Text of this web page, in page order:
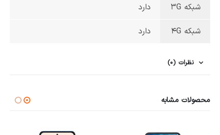
شبکه 3G دارد
شبکه 4G دارد
نظرات (0)
محصولات مشابه